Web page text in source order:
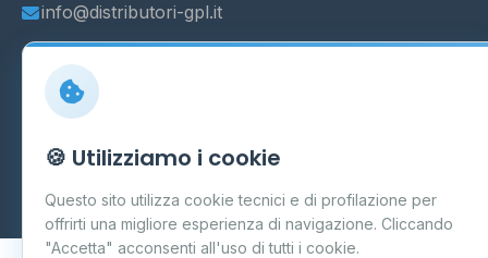
info@distributori-gpl.it
Carpi P.IVA 03859300364
Aggiornamento quotidiano
🍪 Utilizziamo i cookie
Questo sito utilizza cookie tecnici e di profilazione per
offrirti una migliore esperienza di navigazione. Cliccando
"Accetta" acconsenti all'uso di tutti i cookie.